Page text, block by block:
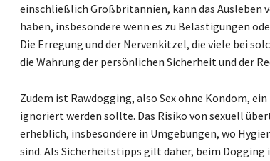
einschließlich Großbritannien, kann das Ausleben
haben, insbesondere wenn es zu Belästigungen
Die Erregung und der Nervenkitzel, die viele bei
die Wahrung der persönlichen Sicherheit und der
Zudem ist Rawdogging, also Sex ohne Kondom,
ignoriert werden sollte. Das Risiko von sexuell
erheblich, insbesondere in Umgebungen, wo
sind. Als Sicherheitstipps gilt daher, beim Dogging